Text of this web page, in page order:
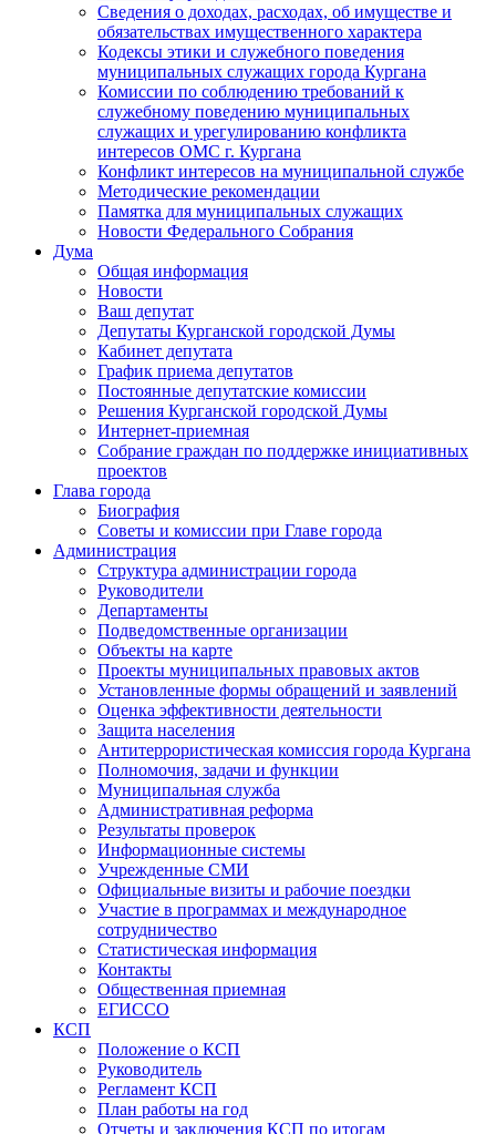
Сведения о доходах, расходах, об имуществе и
обязательствах имущественного характера
Кодексы этики и служебного поведения
муниципальных служащих города Кургана
Комиссии по соблюдению требований к
служебному поведению муниципальных
служащих и урегулированию конфликта
интересов ОМС г. Кургана
Конфликт интересов на муниципальной службе
Методические рекомендации
Памятка для муниципальных служащих
Новости Федерального Cобрания
Дума
Общая информация
Новости
Ваш депутат
Депутаты Курганской городской Думы
Кабинет депутата
График приема депутатов
Постоянные депутатские комиссии
Решения Курганской городской Думы
Интернет-приемная
Собрание граждан по поддержке инициативных
проектов
Глава города
Биография
Советы и комиссии при Главе города
Администрация
Структура администрации города
Руководители
Департаменты
Подведомственные организации
Объекты на карте
Проекты муниципальных правовых актов
Установленные формы обращений и заявлений
Оценка эффективности деятельности
Защита населения
Антитеррористическая комиссия города Кургана
Полномочия, задачи и функции
Муниципальная служба
Административная реформа
Результаты проверок
Информационные системы
Учрежденные СМИ
Официальные визиты и рабочие поездки
Участие в программах и международное
сотрудничество
Статистическая информация
Контакты
Общественная приемная
ЕГИССО
КСП
Положение о КСП
Руководитель
Регламент КСП
План работы на год
Отчеты и заключения КСП по итогам